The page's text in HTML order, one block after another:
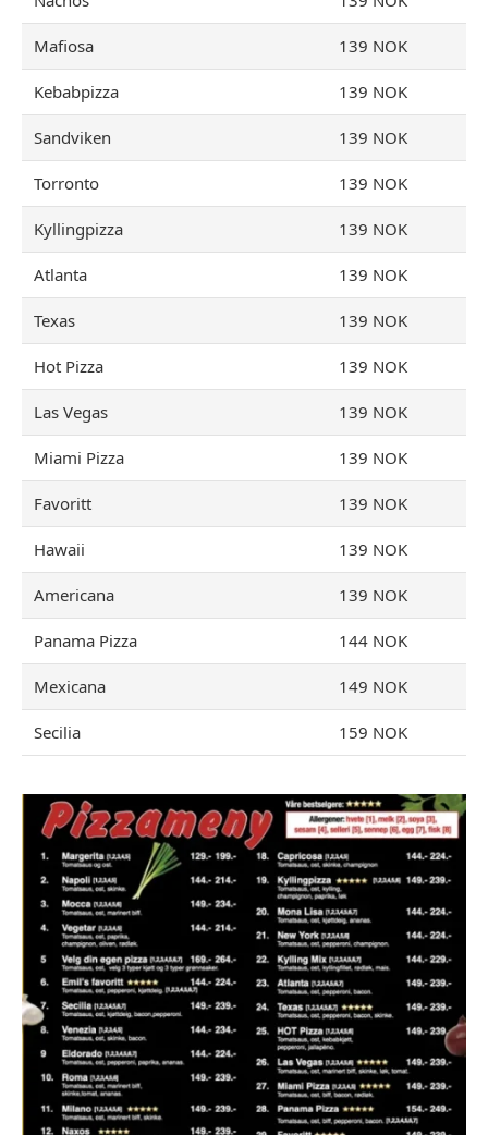
Mafiosa 139 NOK
Kebabpizza 139 NOK
Sandviken 139 NOK
Torronto 139 NOK
Kyllingpizza 139 NOK
Atlanta 139 NOK
Texas 139 NOK
Hot Pizza 139 NOK
Las Vegas 139 NOK
Miami Pizza 139 NOK
Favoritt 139 NOK
Hawaii 139 NOK
Americana 139 NOK
Panama Pizza 144 NOK
Mexicana 149 NOK
Secilia 159 NOK